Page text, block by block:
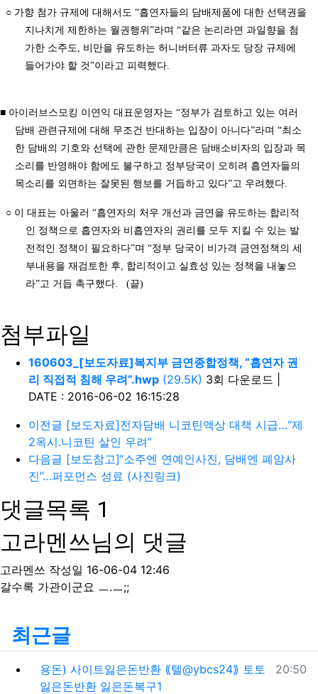
○ 가향 첨가 규제에 대해서도 “흡연자들의 담배제품에 대한 선택권을
지나치게 제한하는 월권행위”라며 “같은 논리라면 과일향을 첨
가한 소주도, 비만을 유도하는 허니버터류 과자도 당장 규제에
들어가야 할 것”이라고 피력했다.
■ 아이러브스모킹 이연익 대표운영자는 “정부가 검토하고 있는 여러
담배 관련규제에 대해 무조건 반대하는 입장이 아니다”라며 “최소
한 담배의 기호와 선택에 관한 문제만큼은 담배소비자의 입장과 목
소리를 반영해야 함에도 불구하고 정부당국이 오히려 흡연자들의
목소리를 외면하는 잘못된 행보를 거듭하고 있다”고 우려했다.
○ 이 대표는 아울러 “흡연자의 처우 개선과 금연을 유도하는 합리적
인 정책으로 흡연자와 비흡연자의 권리를 모두 지킬 수 있는 발
전적인 정책이 필요하다”며 “정부 당국이 비가격 금연정책의 세
부내용을 재검토한 후, 합리적이고 실효성 있는 정책을 내놓으
라”고 거듭 촉구했다. (끝)
첨부파일
160603_[보도자료]복지부 금연종합정책, “흡연자 권
리 직접적 침해 우려”.hwp (29.5K) 3회 다운로드
DATE : 2016-06-02 16:15:28
이전글 [보도자료]전자담배 니코틴액상 대책 시급…“제
2옥시․니코틴 살인 우려”
다음글 [보도참고]“소주엔 연예인사진, 담배엔 폐암사
진”…퍼포먼스 성료 (사진링크)
댓글목록 1
고라멘쓰님의 댓글
고라멘쓰 작성일 16-06-04 12:46
갈수록 가관이군요 ㅡ.ㅡ;;
최근글
등록일
20:50
용돈) 사이트잃은돈반환 ⟪텔@ybcs24⟫ 토토
잃은돈반환 잃은돈복구1